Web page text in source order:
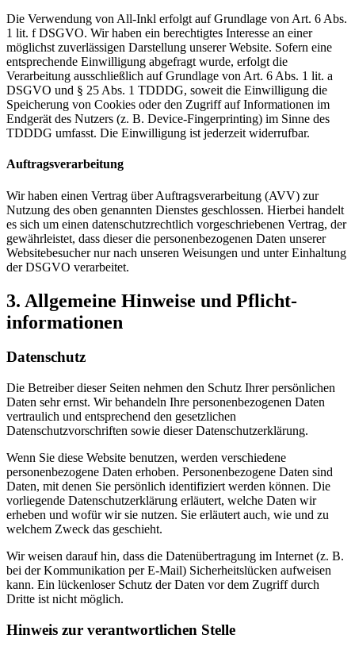
Die Verwendung von All-Inkl erfolgt auf Grundlage von Art. 6 Abs.
1 lit. f DSGVO. Wir haben ein berechtigtes Interesse an einer
möglichst zuverlässigen Darstellung unserer Website. Sofern eine
entsprechende Einwilligung abgefragt wurde, erfolgt die
Verarbeitung ausschließlich auf Grundlage von Art. 6 Abs. 1 lit. a
DSGVO und § 25 Abs. 1 TDDDG, soweit die Einwilligung die
Speicherung von Cookies oder den Zugriff auf Informationen im
Endgerät des Nutzers (z. B. Device-Fingerprinting) im Sinne des
TDDDG umfasst. Die Einwilligung ist jederzeit widerrufbar.
Auftragsverarbeitung
Wir haben einen Vertrag über Auftragsverarbeitung (AVV) zur
Nutzung des oben genannten Dienstes geschlossen. Hierbei handelt
es sich um einen datenschutzrechtlich vorgeschriebenen Vertrag, der
gewährleistet, dass dieser die personenbezogenen Daten unserer
Websitebesucher nur nach unseren Weisungen und unter Einhaltung
der DSGVO verarbeitet.
3. Allgemeine Hinweise und Pflicht­
informationen
Datenschutz
Die Betreiber dieser Seiten nehmen den Schutz Ihrer persönlichen
Daten sehr ernst. Wir behandeln Ihre personenbezogenen Daten
vertraulich und entsprechend den gesetzlichen
Datenschutzvorschriften sowie dieser Datenschutzerklärung.
Wenn Sie diese Website benutzen, werden verschiedene
personenbezogene Daten erhoben. Personenbezogene Daten sind
Daten, mit denen Sie persönlich identifiziert werden können. Die
vorliegende Datenschutzerklärung erläutert, welche Daten wir
erheben und wofür wir sie nutzen. Sie erläutert auch, wie und zu
welchem Zweck das geschieht.
Wir weisen darauf hin, dass die Datenübertragung im Internet (z. B.
bei der Kommunikation per E-Mail) Sicherheitslücken aufweisen
kann. Ein lückenloser Schutz der Daten vor dem Zugriff durch
Dritte ist nicht möglich.
Hinweis zur verantwortlichen Stelle